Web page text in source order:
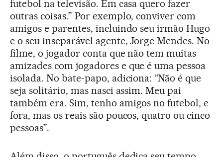
futebol na televisão. Em casa quero fazer
outras coisas.” Por exemplo, conviver com
amigos e parentes, incluindo seu irmão Hugo
e o seu inseparável agente, Jorge Mendes. No
filme, o jogador conta que não tem muitas
amizades com jogadores e que é uma pessoa
isolada. No bate-papo, adiciona: “Não é que
seja solitário, mas nasci assim. Meu pai
também era. Sim, tenho amigos no futebol, e
fora, mas os reais são poucos, quatro ou cinco
pessoas”.